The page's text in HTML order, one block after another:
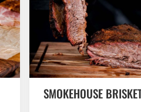
SMOKEHOUSE